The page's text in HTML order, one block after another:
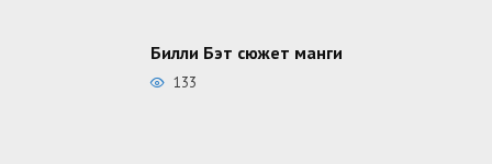
Билли Бэт сюжет манги
133